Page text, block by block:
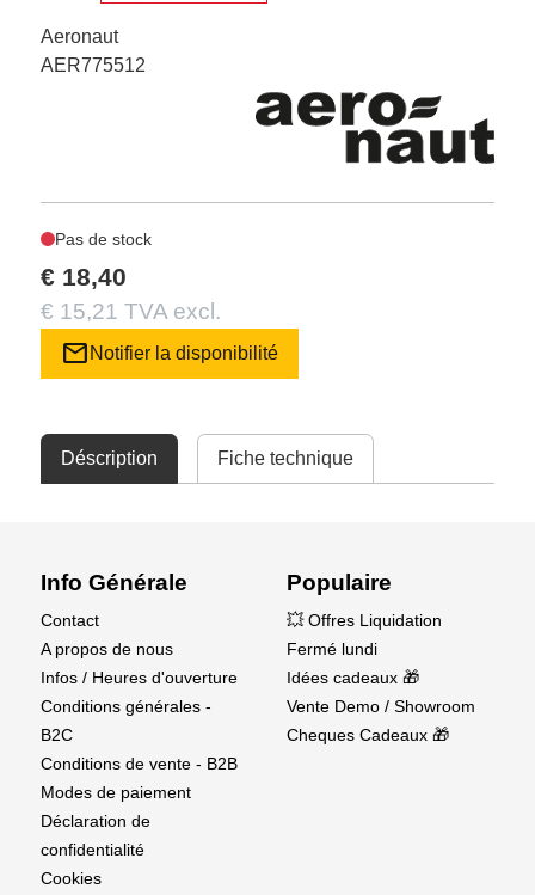
Aeronaut
AER775512
Pas de stock
€ 18,40
€ 15,21 TVA excl.
mail Notifier la disponibilité
Déscription Fiche technique
Info Générale
Contact
A propos de nous
Infos / Heures d'ouverture
Conditions générales -
B2C
Conditions de vente - B2B
Modes de paiement
Déclaration de
confidentialité
Cookies
Populaire
💥 Offres Liquidation
Fermé lundi
Idées cadeaux 🎁
Vente Demo / Showroom
Cheques Cadeaux 🎁